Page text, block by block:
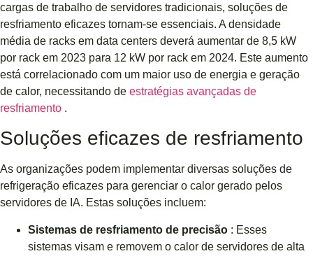
cargas de trabalho de servidores tradicionais, soluções de
resfriamento eficazes tornam-se essenciais. A densidade
média de racks em data centers deverá aumentar de 8,5 kW
por rack em 2023 para 12 kW por rack em 2024. Este aumento
está correlacionado com um maior uso de energia e geração
de calor, necessitando de estratégias avançadas de
resfriamento .
Soluções eficazes de resfriamento
As organizações podem implementar diversas soluções de
refrigeração eficazes para gerenciar o calor gerado pelos
servidores de IA. Estas soluções incluem:
Sistemas de resfriamento de precisão : Esses
sistemas visam e removem o calor de servidores de alta